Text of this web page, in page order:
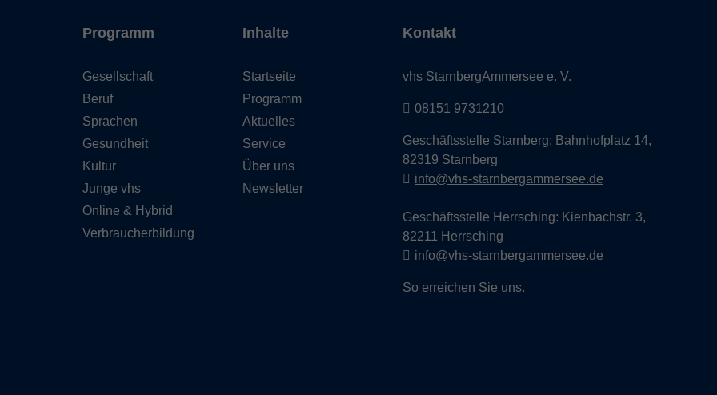
Programm
Gesellschaft
Beruf
Sprachen
Gesundheit
Kultur
Junge vhs
Online & Hybrid
Verbraucherbildung
Inhalte
Startseite
Programm
Aktuelles
Service
Über uns
Newsletter
Kontakt
vhs StarnbergAmmersee e. V.
08151 9731210
Geschäftsstelle Starnberg: Bahnhofplatz 14,
82319 Starnberg
info@vhs-starnbergammersee.de
Geschäftsstelle Herrsching: Kienbachstr. 3,
82211 Herrsching
info@vhs-starnbergammersee.de
So erreichen Sie uns.